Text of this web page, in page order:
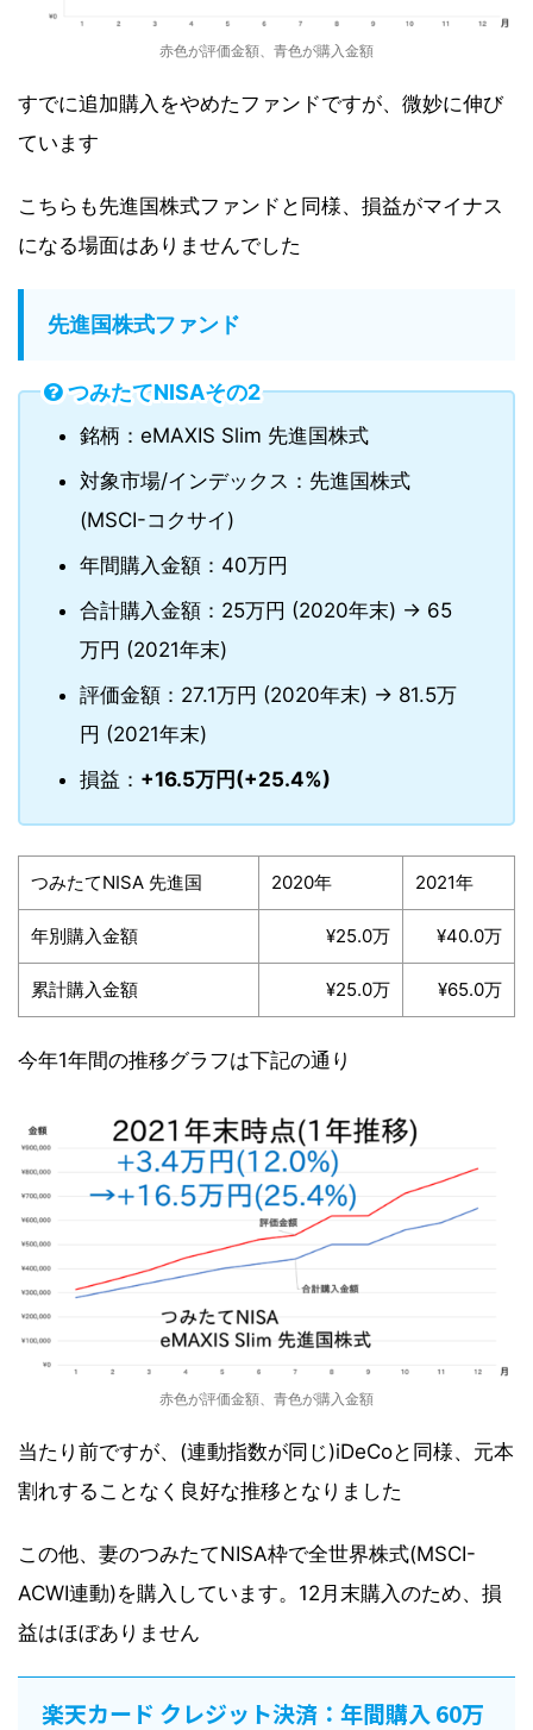
赤色が評価金額、青色が購入金額
すでに追加購入をやめたファンドですが、微妙に伸び
ています
こちらも先進国株式ファンドと同様、損益がマイナス
になる場面はありませんでした
先進国株式ファンド
つみたてNISAその2
銘柄：eMAXIS Slim 先進国株式
対象市場/インデックス：先進国株式
(MSCI-コクサイ)
年間購入金額：40万円
合計購入金額：25万円 (2020年末) → 65
万円 (2021年末)
評価金額：27.1万円 (2020年末) → 81.5万
円 (2021年末)
損益： +16.5万円(+25.4%)
つみたてNISA 先進国 2020年 2021年
年別購入金額 ¥25.0万 ¥40.0万
累計購入金額 ¥25.0万 ¥65.0万
今年1年間の推移グラフは下記の通り
赤色が評価金額、青色が購入金額
当たり前ですが、(連動指数が同じ)iDeCoと同様、元本
割れすることなく良好な推移となりました
この他、妻のつみたてNISA枠で全世界株式(MSCI-
ACWI連動)を購入しています。12月末購入のため、損
益はほぼありません
楽天カード クレジット決済：年間購入 60万